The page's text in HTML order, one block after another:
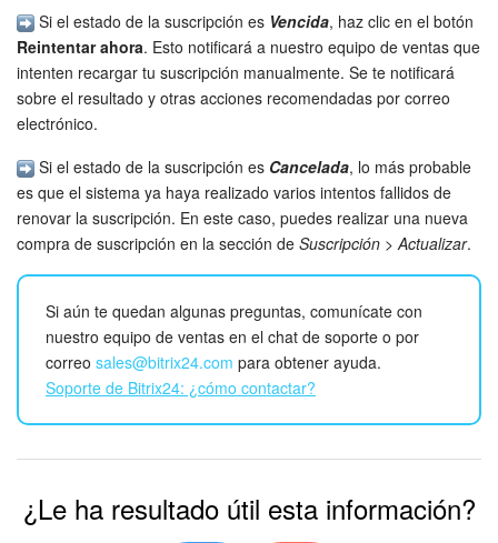
Si el estado de la suscripción es Vencida, haz clic en el botón
Reintentar ahora. Esto notificará a nuestro equipo de ventas que
intenten recargar tu suscripción manualmente. Se te notificará
sobre el resultado y otras acciones recomendadas por correo
electrónico.
Si el estado de la suscripción es Cancelada, lo más probable
es que el sistema ya haya realizado varios intentos fallidos de
renovar la suscripción. En este caso, puedes realizar una nueva
compra de suscripción en la sección de Suscripción > Actualizar.
Si aún te quedan algunas preguntas, comunícate con
nuestro equipo de ventas en el chat de soporte o por
correo sales@bitrix24.com para obtener ayuda.
Soporte de Bitrix24: ¿cómo contactar?
¿Le ha resultado útil esta información?